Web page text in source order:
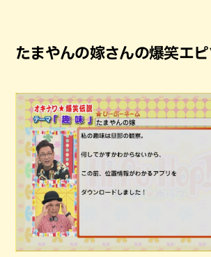
たまやんの嫁さんの爆笑エピ